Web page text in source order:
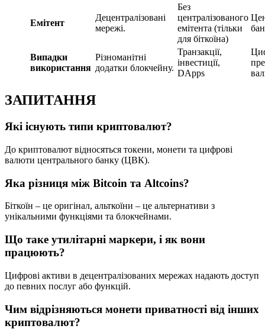
Емітент
Децентралізовані
мережі.
Без
централізованого
емітента (тільки
для біткоїна)
Випадки
використання
Різноманітні
додатки блокчейну.
Транзакції,
інвестиції,
DApps
ЗАПИТАННЯ
Які існують типи криптовалют?
До криптовалют відносяться токени, монети та цифрові
валюти центрального банку (ЦВК).
Яка різниця між Bitcoin та Altcoins?
Біткоїн – це оригінал, альткоїни – це альтернативи з
унікальними функціями та блокчейнами.
Що таке утилітарні маркери, і як вони
працюють?
Цифрові активи в децентралізованих мережах надають доступ
до певних послуг або функцій.
Чим відрізняються монети приватності від інших
криптовалют?